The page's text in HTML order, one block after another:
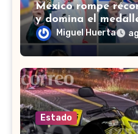
México rompe
y domina el
Domingo 2026
Miguel Huerta
Estado